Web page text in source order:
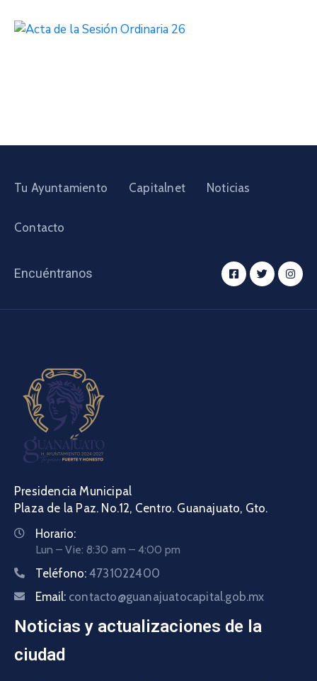
Tu Ayuntamiento Capitalnet Noticias
Contacto
Encuéntranos
Presidencia Municipal
Plaza de la Paz. No.12, Centro. Guanajuato, Gto.
Horario:
Lun – Vie: 8:30 am – 4:00 pm
Teléfono: 4731022400
Email: contacto@guanajuatocapital.gob.mx
Noticias y actualizaciones de la
ciudad